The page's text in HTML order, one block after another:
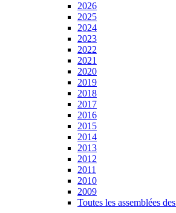
2026
2025
2024
2023
2022
2021
2020
2019
2018
2017
2016
2015
2014
2013
2012
2011
2010
2009
Toutes les assemblées